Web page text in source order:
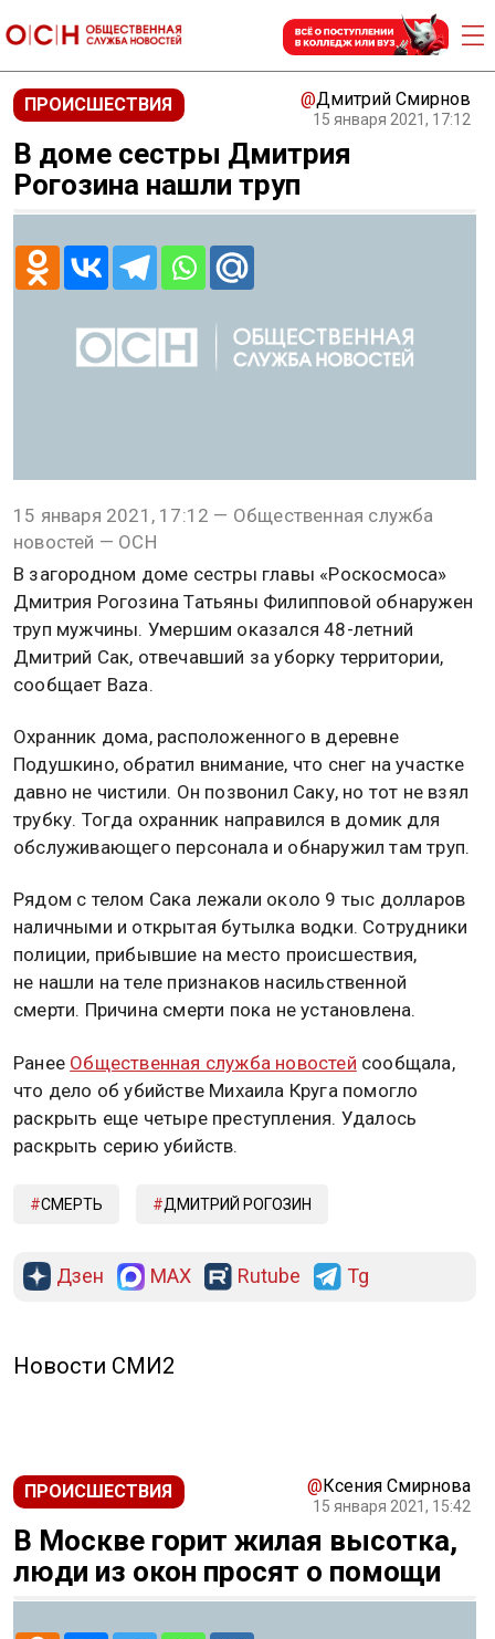
ПРОИСШЕСТВИЯ @Дмитрий Смирнов
15 января 2021, 17:12
В доме сестры Дмитрия
Рогозина нашли труп
15 января 2021, 17:12 — Общественная служба
новостей — ОСН
В загородном доме сестры главы «Роскосмоса»
Дмитрия Рогозина Татьяны Филипповой обнаружен
труп мужчины. Умершим оказался 48-летний
Дмитрий Сак, отвечавший за уборку территории,
сообщает Baza.
Охранник дома, расположенного в деревне
Подушкино, обратил внимание, что снег на участке
давно не чистили. Он позвонил Саку, но тот не взял
трубку. Тогда охранник направился в домик для
обслуживающего персонала и обнаружил там труп.
Рядом с телом Сака лежали около 9 тыс долларов
наличными и открытая бутылка водки. Сотрудники
полиции, прибывшие на место происшествия,
не нашли на теле признаков насильственной
смерти. Причина смерти пока не установлена.
Ранее Общественная служба новостей сообщала,
что дело об убийстве Михаила Круга помогло
раскрыть еще четыре преступления. Удалось
раскрыть серию убийств.
СМЕРТЬ ДМИТРИЙ РОГОЗИН
Дзен MAX Rutube Tg
Новости СМИ2
ПРОИСШЕСТВИЯ @Ксения Смирнова
15 января 2021, 15:42
В Москве горит жилая высотка,
люди из окон просят о помощи